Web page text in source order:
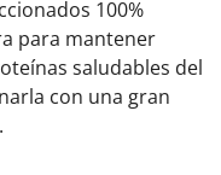
100%
para mantener
saludables del
con una gran